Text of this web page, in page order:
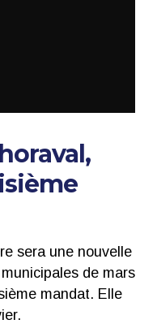
sera une nouvelle
de mars
mandat. Elle